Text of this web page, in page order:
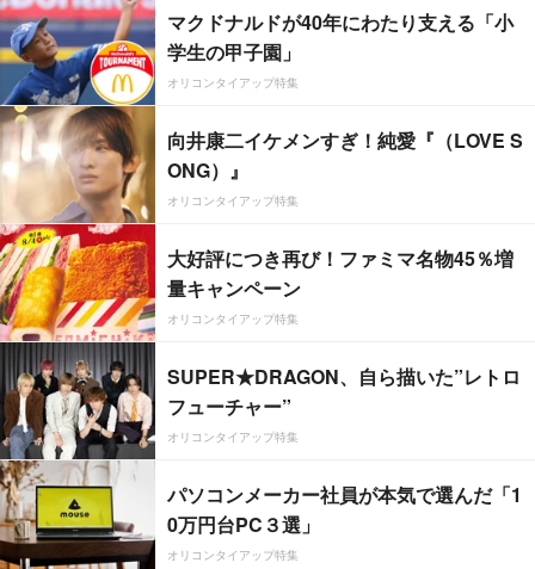
マクドナルドが40年にわたり支える「小
学生の甲子園」
オリコンタイアップ特集
向井康二イケメンすぎ！純愛『（LOVE S
ONG）』
オリコンタイアップ特集
大好評につき再び！ファミマ名物45％増
量キャンペーン
オリコンタイアップ特集
SUPER★DRAGON、自ら描いた”レトロ
フューチャー”
オリコンタイアップ特集
パソコンメーカー社員が本気で選んだ「1
0万円台PC３選」
オリコンタイアップ特集